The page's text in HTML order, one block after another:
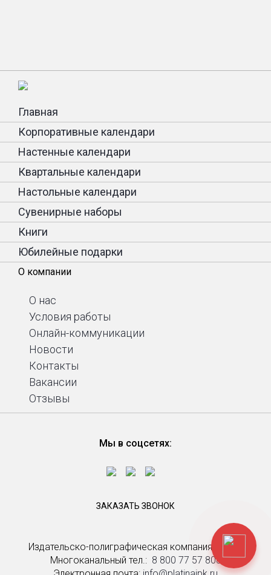
Издательско-полиграфическая компания Platina
Многоканальный тел.: ­ 8 800 77 57 808
Главная
Корпоративные календари
Настенные календари
Квартальные календари
Настольные календари
Сувенирные наборы
Книги
Юбилейные подарки
О компании
О нас
Условия работы
Онлайн-коммуникации
Новости
Контакты
Вакансии
Отзывы
Мы в соцсетях:
ЗАКАЗАТЬ ЗВОНОК